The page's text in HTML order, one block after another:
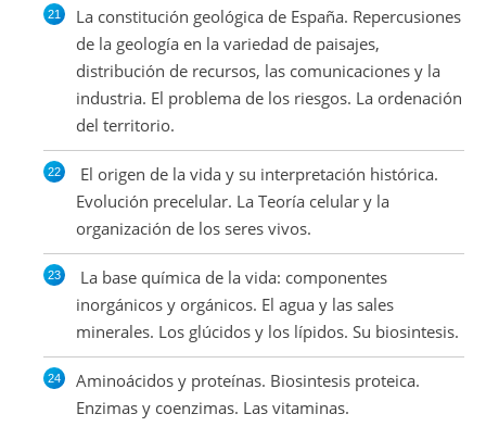
La constitución geológica de España. Repercusiones
de la geología en la variedad de paisajes,
distribución de recursos, las comunicaciones y la
industria. El problema de los riesgos. La ordenación
del territorio.
El origen de la vida y su interpretación histórica.
Evolución precelular. La Teoría celular y la
organización de los seres vivos.
La base química de la vida: componentes
inorgánicos y orgánicos. El agua y las sales
minerales. Los glúcidos y los lípidos. Su biosintesis.
Aminoácidos y proteínas. Biosintesis proteica.
Enzimas y coenzimas. Las vitaminas.